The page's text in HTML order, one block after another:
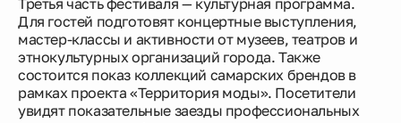
Третья часть фестиваля — культурная программа.
Для гостей подготовят концертные выступления,
мастер-классы и активности от музеев, театров и
этнокультурных организаций города. Также
состоится показ коллекций самарских брендов в
рамках проекта «Территория моды». Посетители
увидят показательные заезды профессиональных